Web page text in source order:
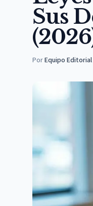
Sus
PorEquipo